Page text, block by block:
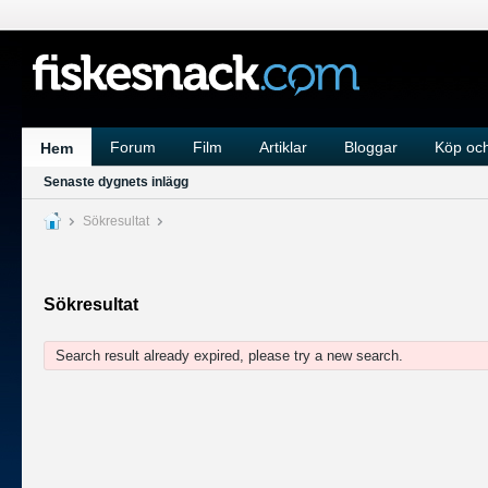
Hem Forum Film Artiklar Bloggar Köp
Senaste dygnets inlägg
Sökresultat
Sökresultat
Search result already expired, please try a new search.